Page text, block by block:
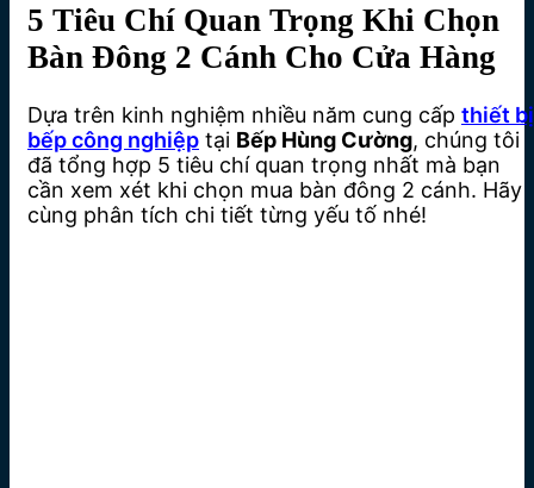
5 Tiêu Chí Quan Trọng Khi Chọn
Bàn Đông 2 Cánh Cho Cửa Hàng
Dựa trên kinh nghiệm nhiều năm cung cấp thiết bị
bếp công nghiệp tại Bếp Hùng Cường, chúng tôi
đã tổng hợp 5 tiêu chí quan trọng nhất mà bạn
cần xem xét khi chọn mua bàn đông 2 cánh. Hãy
cùng phân tích chi tiết từng yếu tố nhé!